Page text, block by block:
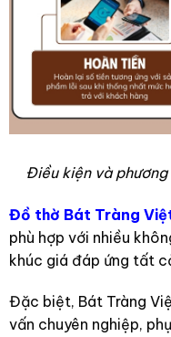
Điều kiện và
Đồ thờ Bát Tràng
phù hợp với nhiều
khúc giá đáp ứng tất
Đặc biệt, Bát Tràng
vấn chuyên nghiệp,